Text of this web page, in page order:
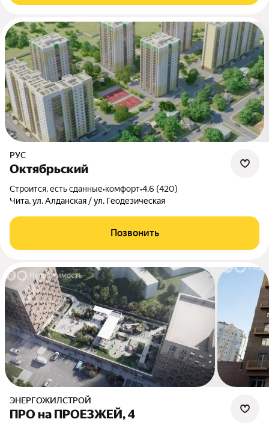
РУС
Октябрьский
Строится, есть сданные•комфорт•4.6 (420)
Чита, ул. Алданская / ул. Геодезическая
Позвонить
ЭНЕРГОЖИЛСТРОЙ
ПРО на ПРОЕЗЖЕЙ, 4